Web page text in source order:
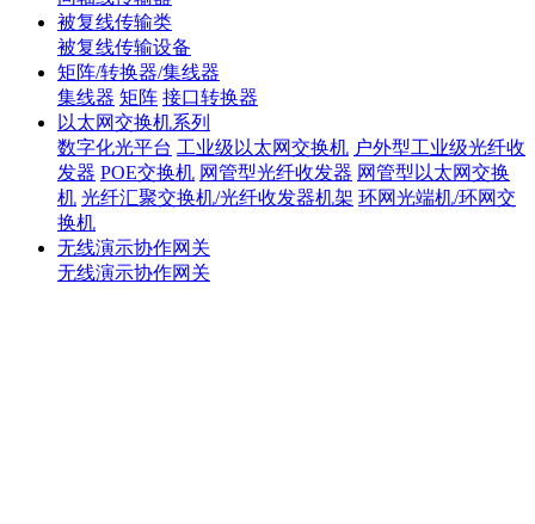
被复线传输类
被复线传输设备
矩阵/转换器/集线器
集线器 矩阵 接口转换器
以太网交换机系列
数字化光平台 工业级以太网交换机 户外型工业级光纤收
发器 POE交换机 网管型光纤收发器 网管型以太网交换
机 光纤汇聚交换机/光纤收发器机架 环网光端机/环网交
换机
无线演示协作网关
无线演示协作网关